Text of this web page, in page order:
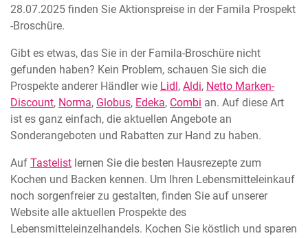
28.07.2025 finden Sie Aktionspreise in der Famila Prospekt
-Broschüre.
Gibt es etwas, das Sie in der Famila-Broschüre nicht
gefunden haben? Kein Problem, schauen Sie sich die
Prospekte anderer Händler wie Lidl, Aldi, Netto Marken-
Discount, Norma, Globus, Edeka, Combi an. Auf diese Art
ist es ganz einfach, die aktuellen Angebote an
Sonderangeboten und Rabatten zur Hand zu haben.
Auf Tastelist lernen Sie die besten Hausrezepte zum
Kochen und Backen kennen. Um Ihren Lebensmitteleinkauf
noch sorgenfreier zu gestalten, finden Sie auf unserer
Website alle aktuellen Prospekte des
Lebensmitteleinzelhandels. Kochen Sie köstlich und sparen